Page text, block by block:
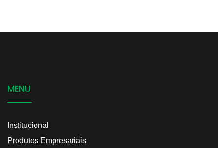
MENU
Institucional
Produtos Empresariais